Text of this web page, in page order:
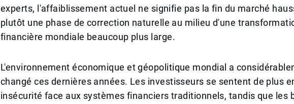
experts, l'affaiblissement actuel ne signifie pas la fin du marché
plutôt une phase de correction naturelle au milieu d'une
financière mondiale beaucoup plus large.
L'environnement économique et géopolitique mondial a
changé ces dernières années. Les investisseurs se sentent de plus
insécurité face aux systèmes financiers traditionnels, tandis que les